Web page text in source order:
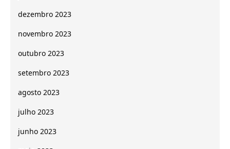
dezembro 2023
novembro 2023
outubro 2023
setembro 2023
agosto 2023
julho 2023
junho 2023